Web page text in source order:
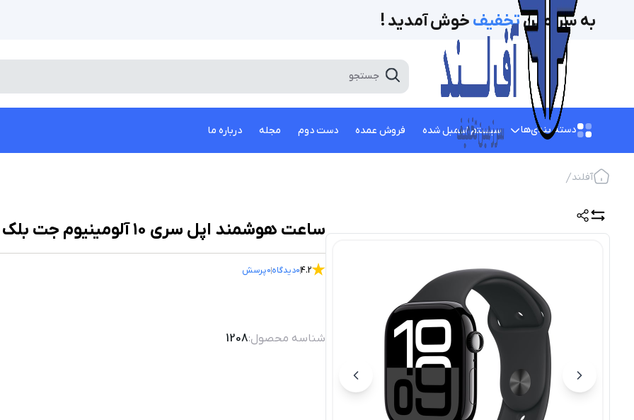
به سرزمینتخفیف‌ خوش آمدید !
دسته بندی‌ها سیستم اسمبل شده فروش عمده دست دوم مجله درباره ما
آفلند
ساعت هوشمند اپل سری ۱۰ آلومینیوم جت بلک ۴۶ میلیمتری با بند اسپرت سیلیکونی
4.2
0دیدگاه0پرسش
شناسه محصول:1208